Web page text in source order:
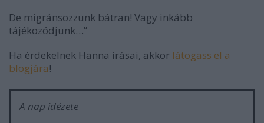
De migránsozzunk bátran! Vagy inkább
tájékozódjunk…”
Ha érdekelnek Hanna írásai, akkor látogass el a
blogjára!
A nap idézete